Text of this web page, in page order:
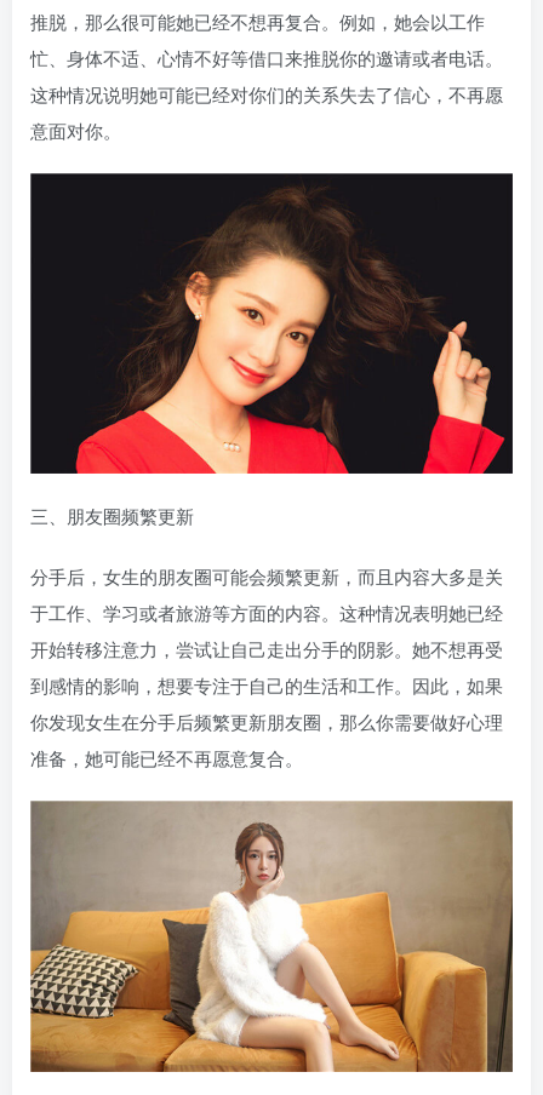
推脱，那么很可能她已经不想再复合。例如，她会以工作
忙、身体不适、心情不好等借口来推脱你的邀请或者电话。
这种情况说明她可能已经对你们的关系失去了信心，不再愿
意面对你。
三、朋友圈频繁更新
分手后，女生的朋友圈可能会频繁更新，而且内容大多是关
于工作、学习或者旅游等方面的内容。这种情况表明她已经
开始转移注意力，尝试让自己走出分手的阴影。她不想再受
到感情的影响，想要专注于自己的生活和工作。因此，如果
你发现女生在分手后频繁更新朋友圈，那么你需要做好心理
准备，她可能已经不再愿意复合。